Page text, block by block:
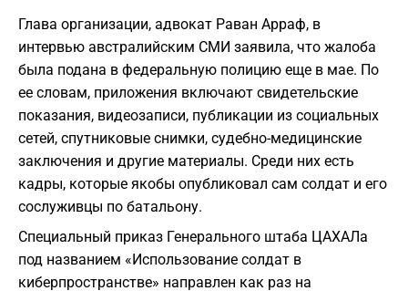
Глава организации, адвокат Раван Арраф, в
интервью австралийским СМИ заявила, что жалоба
была подана в федеральную полицию еще в мае. По
ее словам, приложения включают свидетельские
показания, видеозаписи, публикации из социальных
сетей, спутниковые снимки, судебно-медицинские
заключения и другие материалы. Среди них есть
кадры, которые якобы опубликовал сам солдат и его
сослуживцы по батальону.
Специальный приказ Генерального штаба ЦАХАЛа
под названием «Использование солдат в
киберпространстве» направлен как раз на